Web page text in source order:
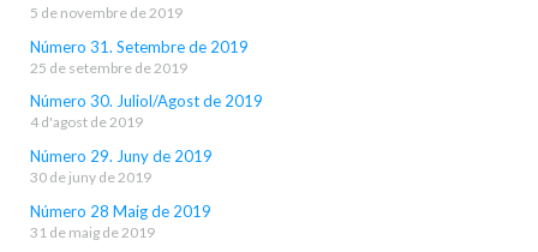
5 de novembre de 2019
Número 31. Setembre de 2019
25 de setembre de 2019
Número 30. Juliol/Agost de 2019
4 d'agost de 2019
Número 29. Juny de 2019
30 de juny de 2019
Número 28 Maig de 2019
31 de maig de 2019